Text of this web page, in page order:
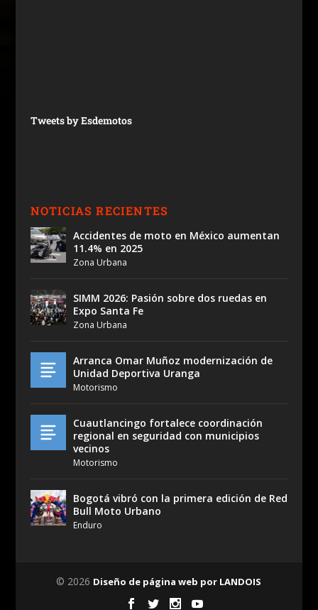
Tweets by Esdemotos
NOTICIAS RECIENTES
Accidentes de moto en México aumentan
11.4% en 2025
Zona Urbana
SIMM 2026: Pasión sobre dos ruedas en
Expo Santa Fe
Zona Urbana
Arranca Omar Muñoz modernización de
Unidad Deportiva Uranga
Motorismo
Cuautlancingo fortalece coordinación
regional en seguridad con municipios
vecinos
Motorismo
Bogotá vibró con la primera edición de Red
Bull Moto Urbano
Enduro
© 2026 Diseño de página web por LANDOIS